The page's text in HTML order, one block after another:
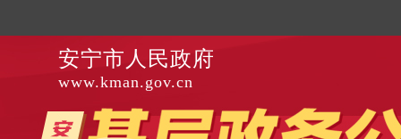
安宁市人民政府
www.kman.gov.cn